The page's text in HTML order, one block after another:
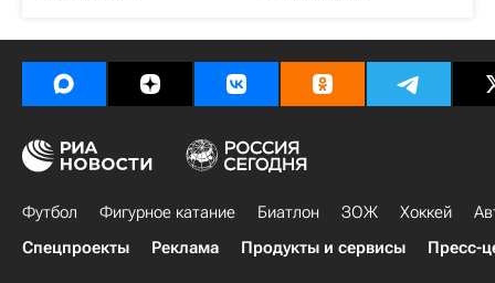
Футбол Фигурное катание Биатлон ЗОЖ Хоккей
Спецпроекты
Реклама Продукты и сервисы Пресс-